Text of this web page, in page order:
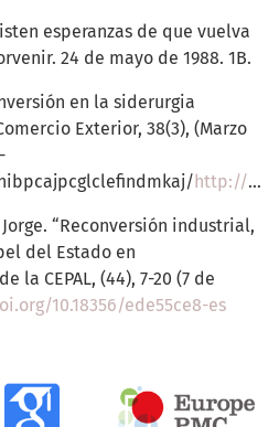
esperanzas de que vuelva
24 de mayo de 1988. 1B.
en la siderurgia
Exterior, 38(3), (Marzo
http://revistas.bancomext.gob.mx/rce/magazines/184/1/RCE1.pdf
“Reconversión industrial,
del Estado en
la CEPAL, (44), 7-20 (7 de
10.18356/ede55ce8-es